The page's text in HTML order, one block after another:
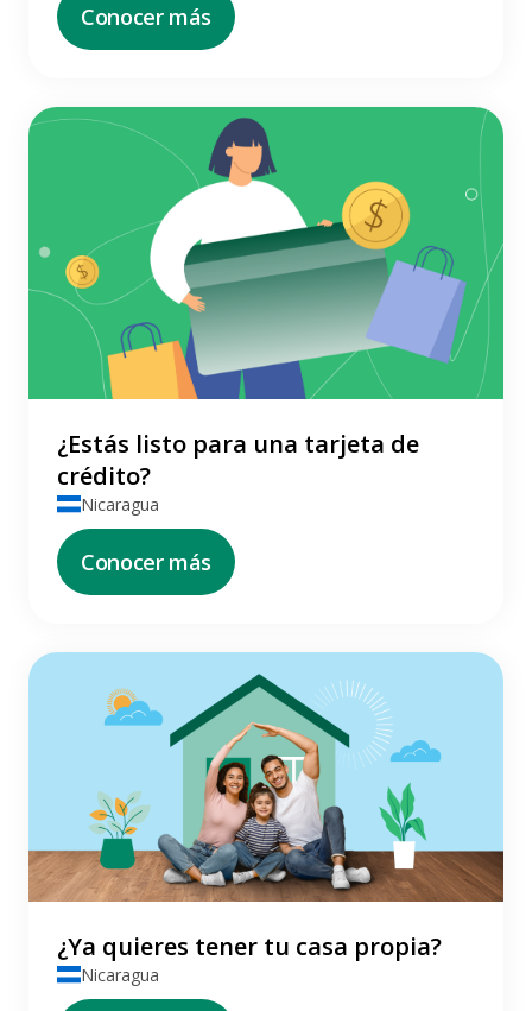
Conocer más
¿Estás listo para una tarjeta de
crédito?
Nicaragua
Conocer más
¿Ya quieres tener tu casa propia?
Nicaragua